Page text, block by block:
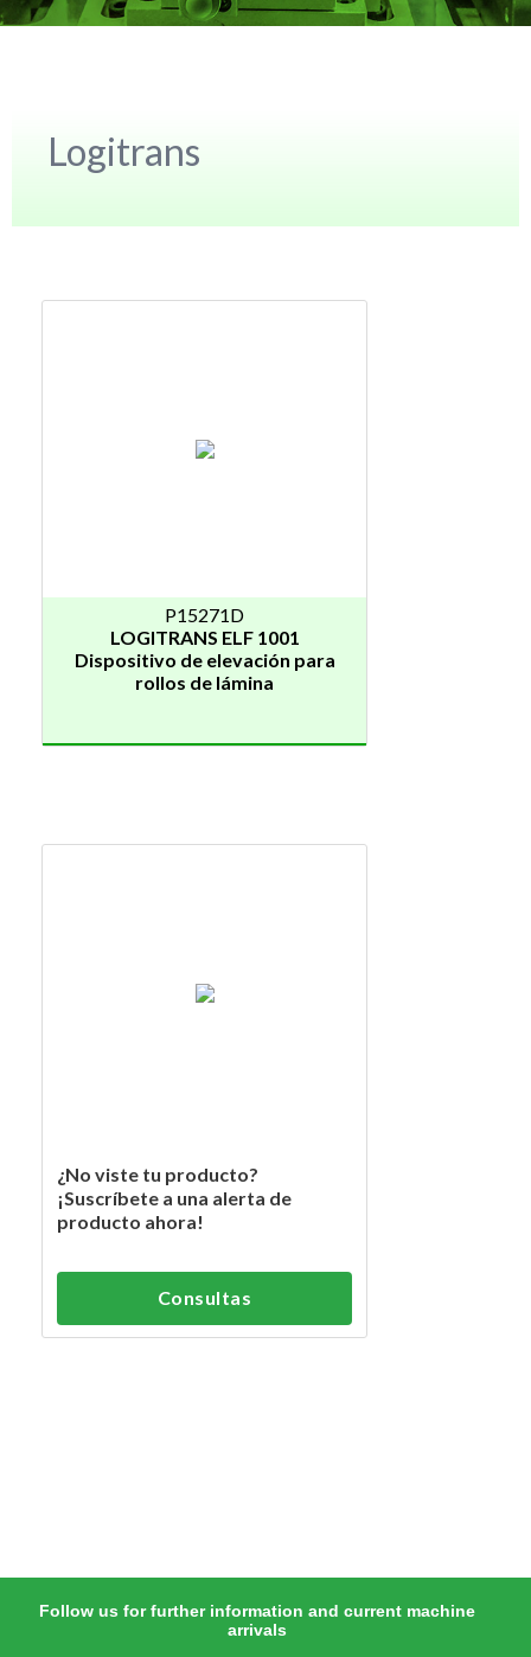
Logitrans
P15271D
LOGITRANS ELF 1001
Dispositivo de elevación para
rollos de lámina
¿No viste tu producto?
¡Suscríbete a una alerta de
producto ahora!
Consultas
Follow us for further information and current machine
arrivals